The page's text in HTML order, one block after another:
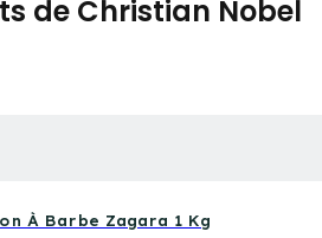
de Christian Nobel
À Barbe Zagara 1 Kg